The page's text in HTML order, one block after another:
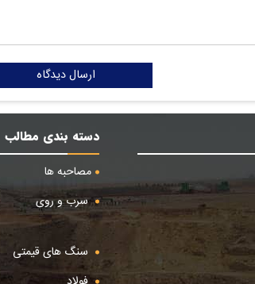
ارسال دیدگاه
دسته بندی مطالب
مصاحبه ها
سرب و روی
سنگ های قیمتی